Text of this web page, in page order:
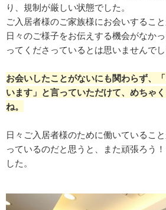
り、規制が厳しい状態でした。
ご入居者様のご家族様にお会いするこ
日々のご様子をお伝えする機会がなか
ってくださっているとは思いませんでし
お会いしたことがないにも関わらず、
います」と言っていただけて、めちゃ
ね。
日々ご入居者様のために働いているこ
っているのだと思うと、また頑張ろう
した。